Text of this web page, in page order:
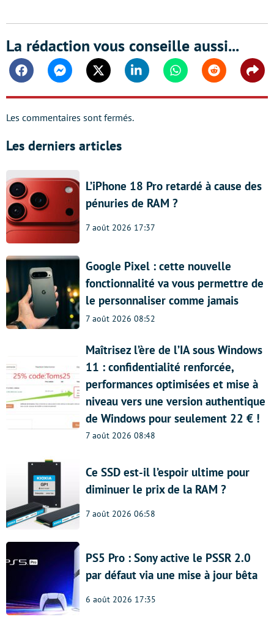
La rédaction vous conseille aussi...
FacebookMessengerTwitter Linkedin WhatsappReddit
Les commentaires sont fermés.
Les derniers articles
L’iPhone 18 Pro retardé à cause des
pénuries de RAM ?
7 août 2026 17:37
Google Pixel : cette nouvelle
fonctionnalité va vous permettre de
le personnaliser comme jamais
7 août 2026 08:52
Maîtrisez l’ère de l’IA sous Windows
11 : confidentialité renforcée,
performances optimisées et mise à
niveau vers une version authentique
de Windows pour seulement 22 € !
7 août 2026 08:48
Ce SSD est-il l’espoir ultime pour
diminuer le prix de la RAM ?
7 août 2026 06:58
PS5 Pro : Sony active le PSSR 2.0
par défaut via une mise à jour bêta
6 août 2026 17:35